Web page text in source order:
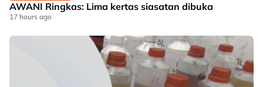
AWANI Ringkas: Lima kertas siasatan dibuka
17 hours ago